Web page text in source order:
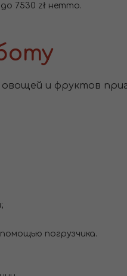
7530 zł нетто.
и фруктов
погрузчика.